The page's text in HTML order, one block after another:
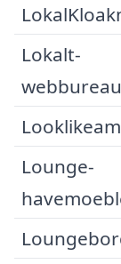
Lokalt-
Lounge-